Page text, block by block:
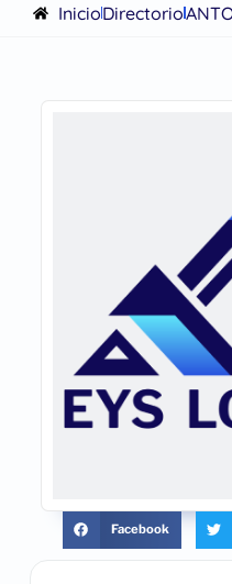
InicioDirectorio
Facebook